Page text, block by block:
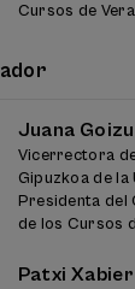
Cursos de
Juana
Vicerrectora
Gipuzkoa de la
Presidenta del
de los Cursos
Patxi